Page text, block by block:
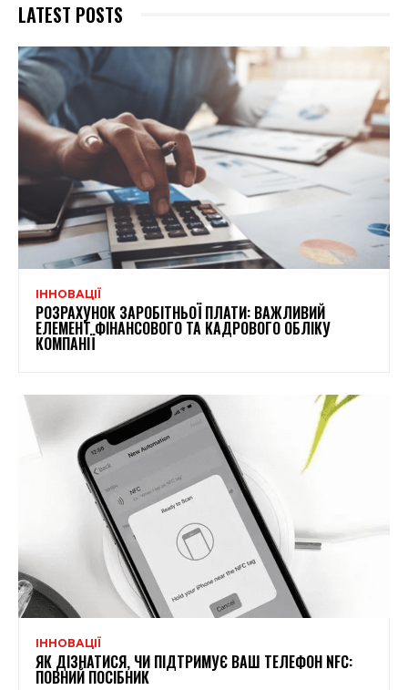
LATEST POSTS
ІННОВАЦІЇ
РОЗРАХУНОК ЗАРОБІТНЬОЇ ПЛАТИ: ВАЖЛИВИЙ
ЕЛЕМЕНТ ФІНАНСОВОГО ТА КАДРОВОГО ОБЛІКУ
КОМПАНІЇ
ІННОВАЦІЇ
ЯК ДІЗНАТИСЯ, ЧИ ПІДТРИМУЄ ВАШ ТЕЛЕФОН NFC:
ПОВНИЙ ПОСІБНИК